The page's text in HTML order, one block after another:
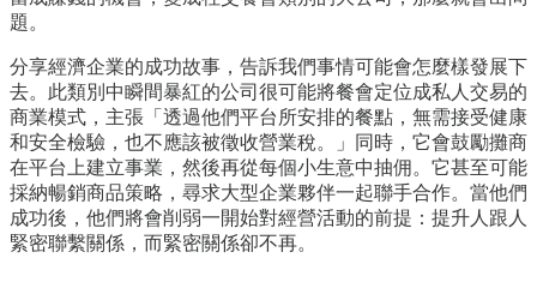
題。
分享經濟企業的成功故事，告訴我們事情可能會怎麼樣發展下
去。此類別中瞬間暴紅的公司很可能將餐會定位成私人交易的
商業模式，主張「透過他們平台所安排的餐點，無需接受健康
和安全檢驗，也不應該被徵收營業稅。」同時，它會鼓勵攤商
在平台上建立事業，然後再從每個小生意中抽佣。它甚至可能
採納暢銷商品策略，尋求大型企業夥伴一起聯手合作。當他們
成功後，他們將會削弱一開始對經營活動的前提：提升人跟人
緊密聯繫關係，而緊密關係卻不再。